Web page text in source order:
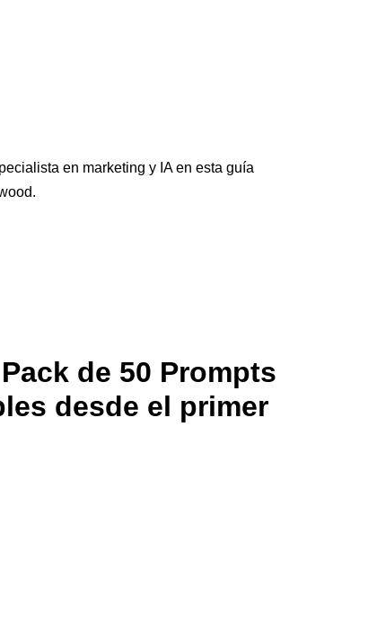
en marketing y IA en esta guía
de 50 Prompts
desde el primer